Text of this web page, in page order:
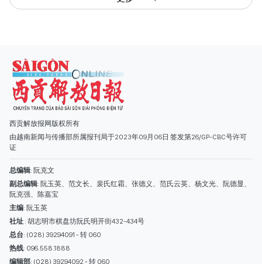
西贡解放报网版权所有
由越南新闻与传播部所属报刊局于2023年09月06日 签发第26/GP-CBC号许可
证
总编辑 : 阮克文
副总编辑 : 阮玉英、范文长、裴氏红霜、张德义、范氏云英、杨文光、阮德显、
主编: 阮玉英
社址: 胡志明市棋盘坊阮氏明开街432-434号
总台: (028) 39294091 - 转 060
热线: 096.558.1888
编辑部: (028) 39294092 - 转 060
电子信箱: hoavan@sggp.org.vn; quangcaohoavan09@gmail.com
广告部